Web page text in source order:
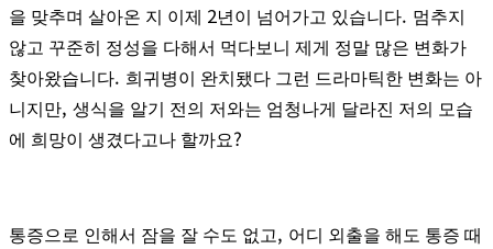
을 맞추며 살아온 지 이제 2년이 넘어가고 있습니다. 멈추지
않고 꾸준히 정성을 다해서 먹다보니 제게 정말 많은 변화가
찾아왔습니다. 희귀병이 완치됐다 그런 드라마틱한 변화는 아
니지만, 생식을 알기 전의 저와는 엄청나게 달라진 저의 모습
에 희망이 생겼다고나 할까요?
통증으로 인해서 잠을 잘 수도 없고, 어디 외출을 해도 통증 때